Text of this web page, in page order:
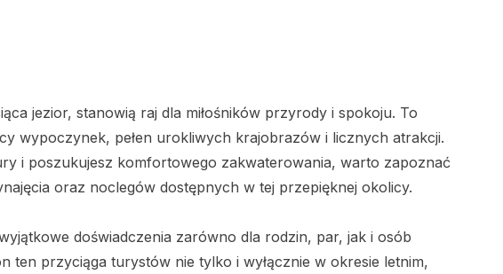
jezior, stanowią raj dla miłośników przyrody i spokoju. To
wypoczynek, pełen urokliwych krajobrazów i licznych atrakcji.
i poszukujesz komfortowego zakwaterowania, warto zapoznać
oraz noclegów dostępnych w tej przepięknej okolicy.
doświadczenia zarówno dla rodzin, par, jak i osób
ten przyciąga turystów nie tylko i wyłącznie w okresie letnim,